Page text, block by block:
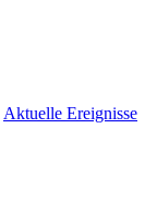
Aktuelle Ereignisse